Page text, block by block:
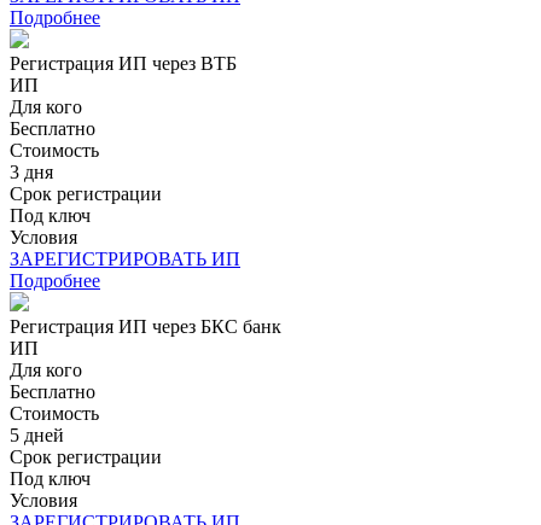
Подробнее
Регистрация ИП через ВТБ
ИП
Для кого
Бесплатно
Стоимость
3 дня
Срок регистрации
Под ключ
Условия
ЗАРЕГИСТРИРОВАТЬ ИП
Подробнее
Регистрация ИП через БКС банк
ИП
Для кого
Бесплатно
Стоимость
5 дней
Срок регистрации
Под ключ
Условия